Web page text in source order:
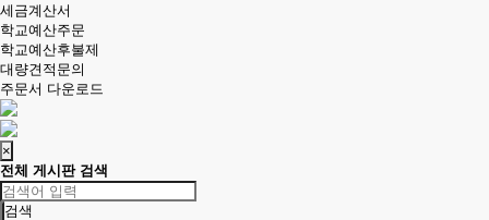
세금계산서
학교예산주문
학교예산후불제
대량견적문의
주문서 다운로드
×
전체 게시판 검색
검색